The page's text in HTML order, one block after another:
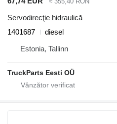
Servodirecţie hidraulică
1401687
diesel
Estonia, Tallinn
TruckParts Eesti OÜ